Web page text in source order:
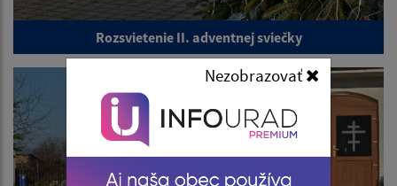
Rozsvietenie II. adventnej sviečky
Nezobrazovať